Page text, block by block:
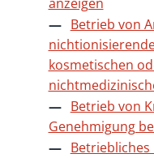
Betrieb von
kosmetischen
Betrieb von
Genehmigung